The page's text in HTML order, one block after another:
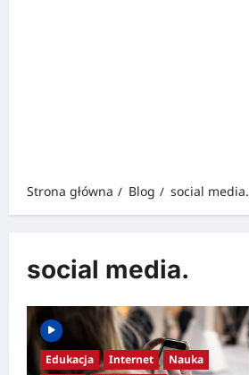
Strona główna Blog social media.
social media.
Edukacja Internet
Nauka